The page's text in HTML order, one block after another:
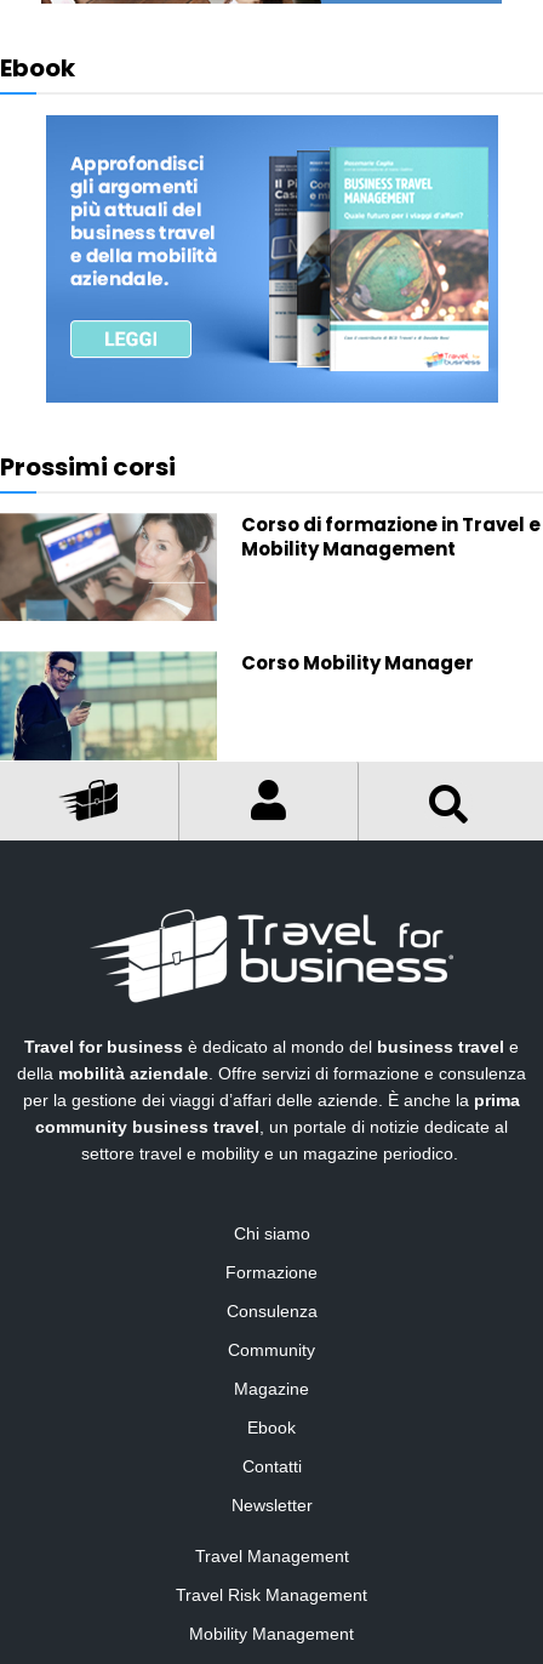
Ebook
Prossimi corsi
Corso di formazione in Travel e
Mobility Management
Corso Mobility Manager
Travel for business è dedicato al mondo del business travel e
della mobilità aziendale . Offre servizi di formazione e consulenza
per la gestione dei viaggi d’affari delle aziende. È anche la prima
community business travel , un portale di notizie dedicate al
settore travel e mobility e un magazine periodico.
Chi siamo
Formazione
Consulenza
Community
Magazine
Ebook
Contatti
Newsletter
Travel Management
Travel Risk Management
Mobility Management